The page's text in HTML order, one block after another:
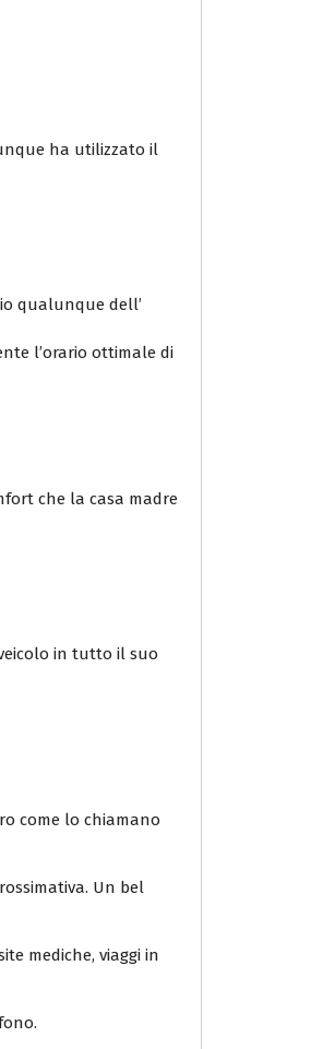
ha utilizzato il
qualunque dell’
l’orario ottimale di
che la casa madre
in tutto il suo
come lo chiamano
Un bel
mediche, viaggi in